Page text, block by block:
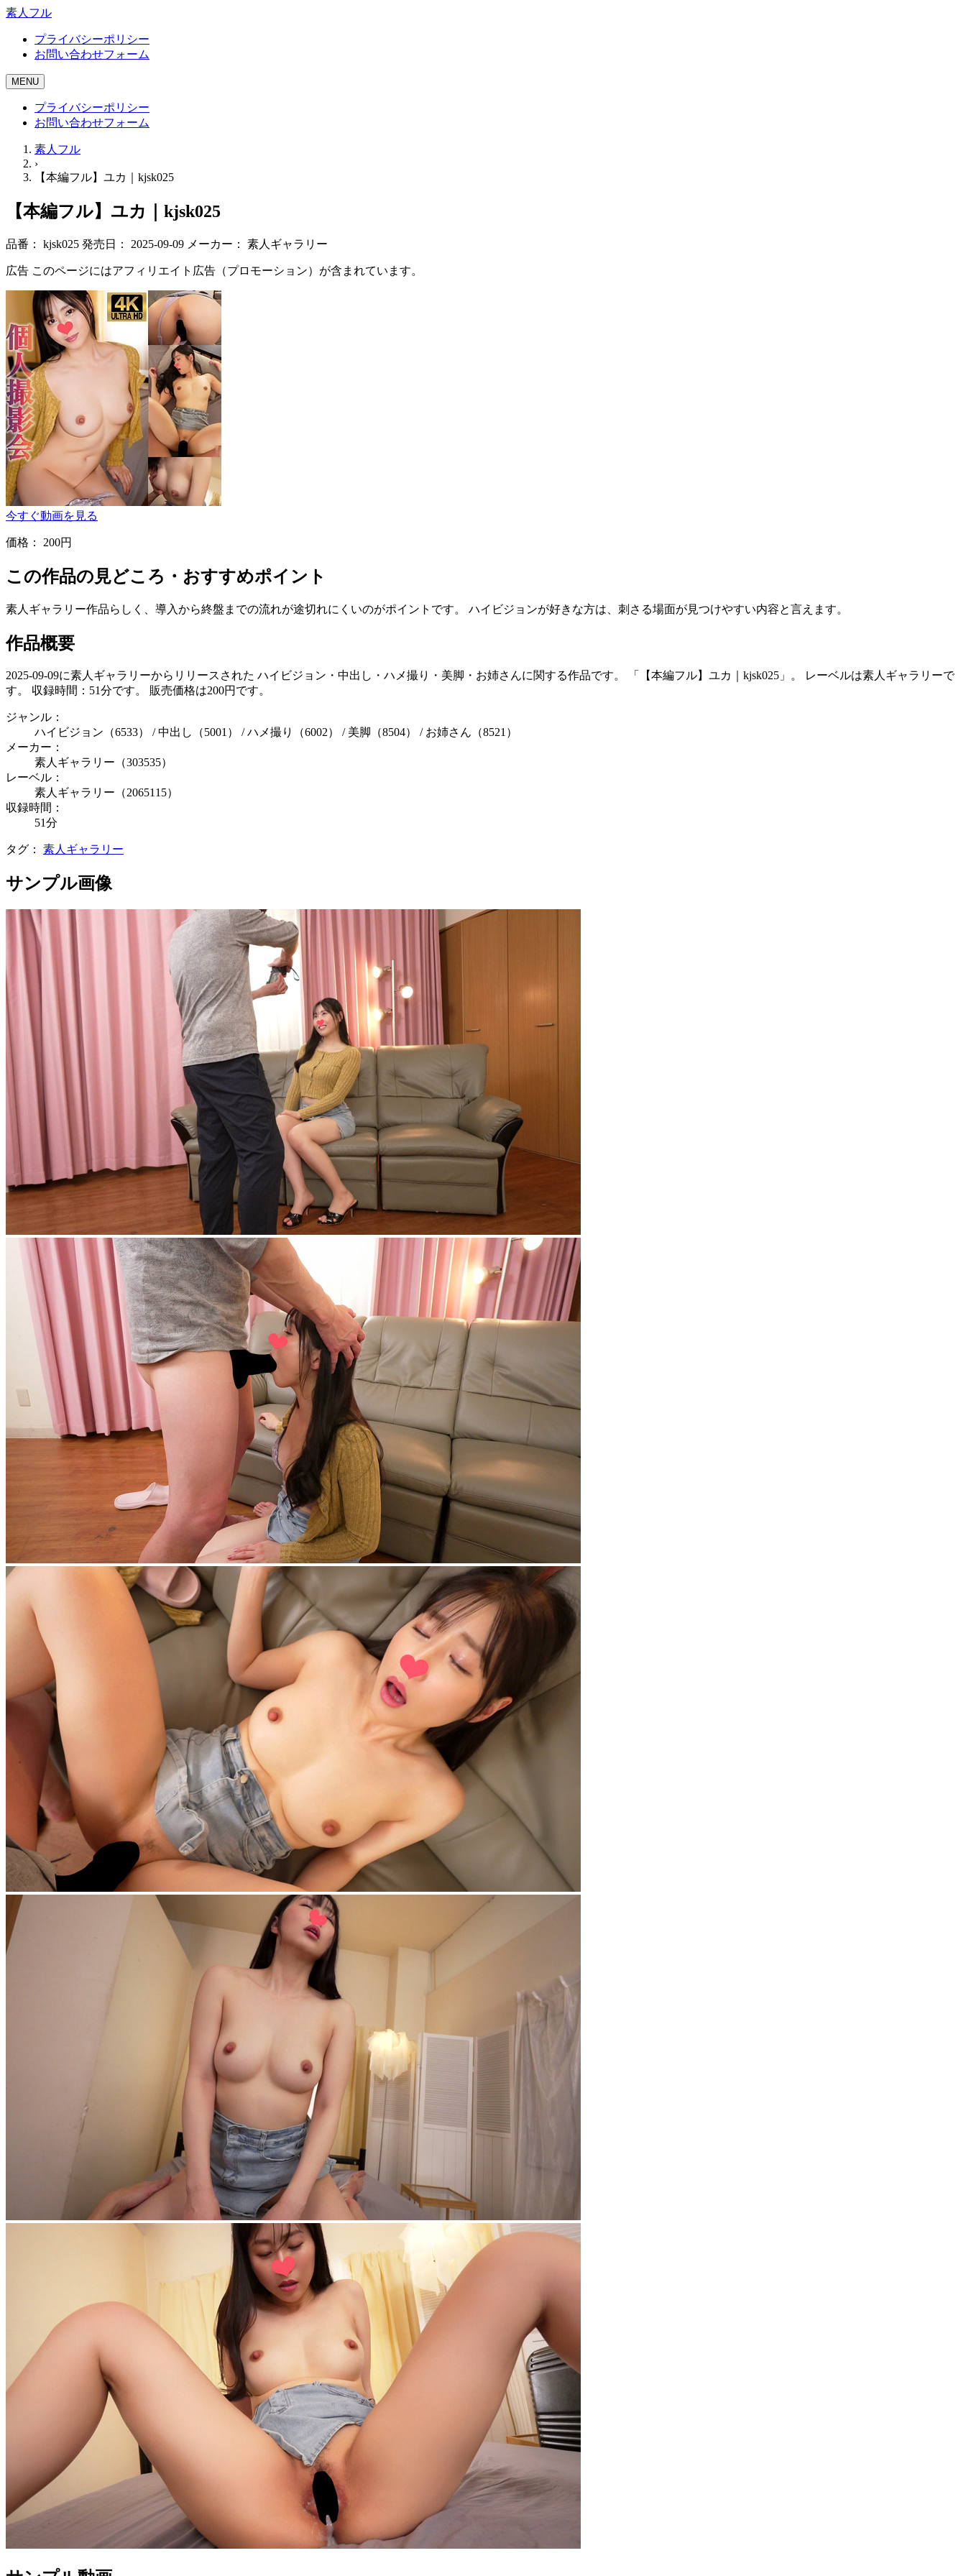
素人フル
プライバシーポリシー
お問い合わせフォーム
MENU
プライバシーポリシー
お問い合わせフォーム
素人フル
›
【本編フル】ユカ｜kjsk025
【本編フル】ユカ｜kjsk025
品番： kjsk025 発売日： 2025-09-09 メーカー： 素人ギャラリー
広告 このページにはアフィリエイト広告（プロモーション）が含まれています。
今すぐ動画を見る
価格： 200円
この作品の見どころ・おすすめポイント
素人ギャラリー作品らしく、導入から終盤までの流れが途切れにくいのがポイントです。 ハイビジョンが好きな方は、刺さる場面が見つけやすい内容と言えます。
作品概要
2025-09-09に素人ギャラリーからリリースされた ハイビジョン・中出し・ハメ撮り・美脚・お姉さんに関する作品です。 「【本編フル】ユカ｜kjsk025」。 レーベルは素人ギャラリーで
す。 収録時間：51分です。 販売価格は200円です。
ジャンル：
ハイビジョン（6533） / 中出し（5001） / ハメ撮り（6002） / 美脚（8504） / お姉さん（8521）
メーカー：
素人ギャラリー（303535）
レーベル：
素人ギャラリー（2065115）
収録時間：
51分
タグ： 素人ギャラリー
サンプル画像